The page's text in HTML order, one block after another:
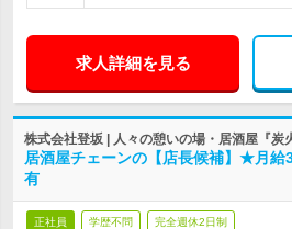
求人詳細を見る
株式会社登坂 | 人々の憩いの場・居酒屋『炭
居酒屋チェーンの【店長候補】★月
有
正社員 学歴不問 完全週休2日制